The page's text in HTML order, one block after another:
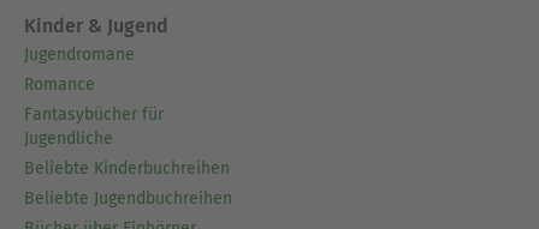
Kinder & Jugend
Jugendromane
Romance
Fantasybücher für
Jugendliche
Beliebte Kinderbuchreihen
Beliebte Jugendbuchreihen